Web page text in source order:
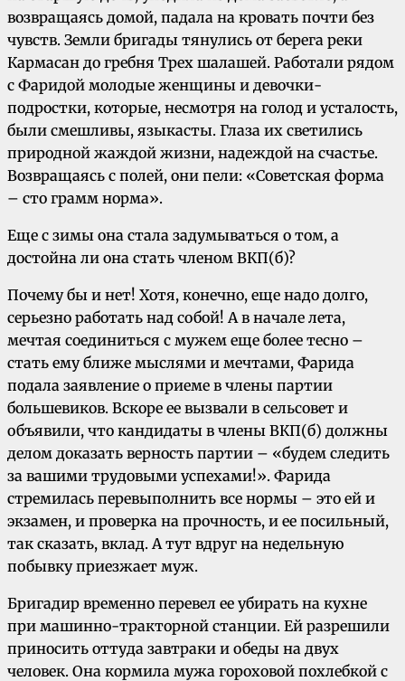
возвращаясь домой, падала на кровать почти без
чувств. Земли бригады тянулись от берега реки
Кармасан до гребня Трех шалашей. Работали рядом
с Фаридой молодые женщины и девочки-
подростки, которые, несмотря на голод и усталость,
были смешливы, языкасты. Глаза их светились
природной жаждой жизни, надеждой на счастье.
Возвращаясь с полей, они пели: «Советская форма
– сто грамм норма».
Еще с зимы она стала задумываться о том, а
достойна ли она стать членом ВКП(б)?
Почему бы и нет! Хотя, конечно, еще надо долго,
серьезно работать над собой! А в начале лета,
мечтая соединиться с мужем еще более тесно –
стать ему ближе мыслями и мечтами, Фарида
подала заявление о приеме в члены партии
большевиков. Вскоре ее вызвали в сельсовет и
объявили, что кандидаты в члены ВКП(б) должны
делом доказать верность партии – «будем следить
за вашими трудовыми успехами!». Фарида
стремилась перевыполнить все нормы – это ей и
экзамен, и проверка на прочность, и ее посильный,
так сказать, вклад. А тут вдруг на недельную
побывку приезжает муж.
Бригадир временно перевел ее убирать на кухне
при машинно-тракторной станции. Ей разрешили
приносить оттуда завтраки и обеды на двух
человек. Она кормила мужа гороховой похлебкой с